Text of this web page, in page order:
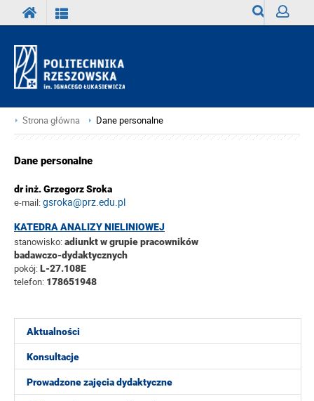
Strona główna Dane personalne
Aktualności
Konsultacje
Prowadzone zajęcia dydaktyczne
Dane personalne
dr inż. Grzegorz Sroka
e-mail:gsroka@prz.edu.pl
KATEDRA ANALIZY NIELINIOWEJ
stanowisko:adiunkt w grupie pracowników
badawczo-dydaktycznych
pokój:L-27.108E
telefon: 178651948